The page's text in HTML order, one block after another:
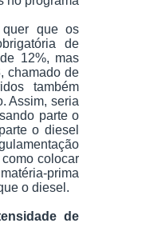
que os
de
12%, mas
chamado de
também
Assim, seria
parte o
o diesel
colocar
prima
o diesel.
de